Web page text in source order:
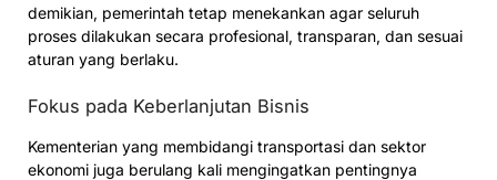
demikian, pemerintah tetap menekankan agar seluruh
proses dilakukan secara profesional, transparan, dan sesuai
aturan yang berlaku.
Fokus pada Keberlanjutan Bisnis
Kementerian yang membidangi transportasi dan sektor
ekonomi juga berulang kali mengingatkan pentingnya